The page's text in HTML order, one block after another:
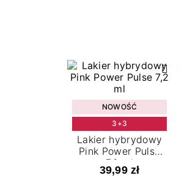
NOWOŚĆ
3+3
Lakier hybrydowy
Pink Power Pulse
7,2 ml
39,99 zł